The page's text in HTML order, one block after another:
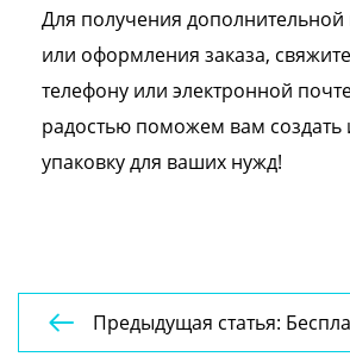
Для получения
или оформления заказа,
телефону или электронной
радостью поможем вам создать
упаковку для ваших нужд!

Предыдущая статья: Бесплатная
разработка